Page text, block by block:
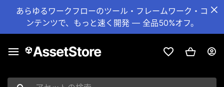
あらゆるワークフローのツール・フレームワーク・コ
ンテンツで、もっと速く開発 — 全品50%オフ。